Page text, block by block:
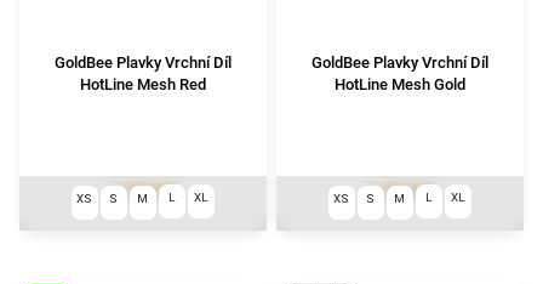
GoldBee Plavky Vrchní Díl
HotLine Mesh Red
1 790 Kč
XS S M L XL
GoldBee Plavky Vrchní Díl
HotLine Mesh Gold
1 790 Kč
XS S M L XL